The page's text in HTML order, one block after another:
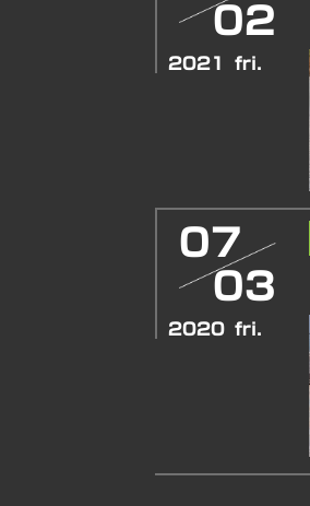
02
2021 fri.
07
03
2020 fri.